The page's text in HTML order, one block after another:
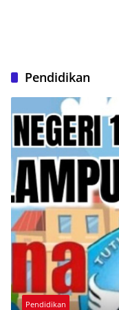
Pendidikan
Pendidikan